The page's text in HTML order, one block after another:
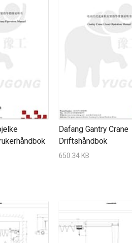
Dafang Gantry Crane
Driftshåndbok
650.34 KB